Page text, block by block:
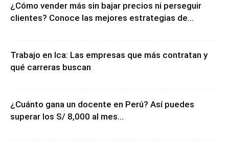
¿Cómo vender más sin bajar precios ni perseguir
clientes? Conoce las mejores estrategias de...
Trabajo en Ica: Las empresas que más contratan y
qué carreras buscan
¿Cuánto gana un docente en Perú? Así puedes
superar los S/ 8,000 al mes...